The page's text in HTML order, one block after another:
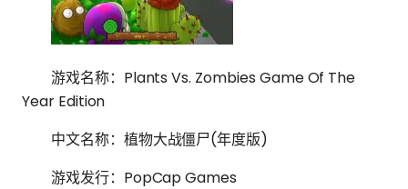
游戏名称：Plants Vs. Zombies Game Of The
Year Edition
中文名称：植物大战僵尸(年度版)
游戏发行：PopCap Games